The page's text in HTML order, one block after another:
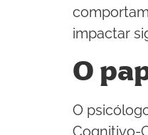
impactar
O
O